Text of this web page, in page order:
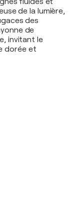
de la lumière,
des
de
invitant le
dorée et